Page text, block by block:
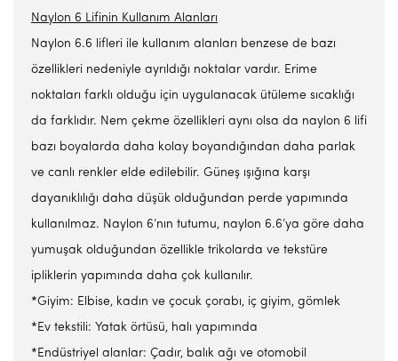
Naylon 6 Lifinin Kullanım Alanları
Naylon 6.6 lifleri ile kullanım alanları benzese de bazı
özellikleri nedeniyle ayrıldığı noktalar vardır. Erime
noktaları farklı olduğu için uygulanacak ütüleme sıcaklığı
da farklıdır. Nem çekme özellikleri aynı olsa da naylon 6 lifi
bazı boyalarda daha kolay boyandığından daha parlak
ve canlı renkler elde edilebilir. Güneş ışığına karşı
dayanıklılığı daha düşük olduğundan perde yapımında
kullanılmaz. Naylon 6’nın tutumu, naylon 6.6’ya göre daha
yumuşak olduğundan özellikle trikolarda ve tekstüre
ipliklerin yapımında daha çok kullanılır.
*Giyim: Elbise, kadın ve çocuk çorabı, iç giyim, gömlek
*Ev tekstili: Yatak örtüsü, halı yapımında
*Endüstriyel alanlar: Çadır, balık ağı ve otomobil